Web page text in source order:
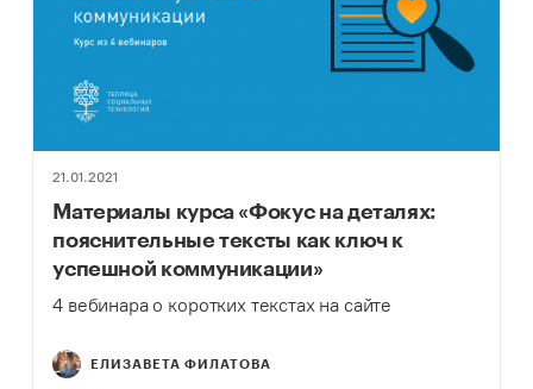
21.01.2021
Материалы курса «Фокус на деталях:
пояснительные тексты как ключ к
успешной коммуникации»
4 вебинара о коротких текстах на сайте
ЕЛИЗАВЕТА ФИЛАТОВА